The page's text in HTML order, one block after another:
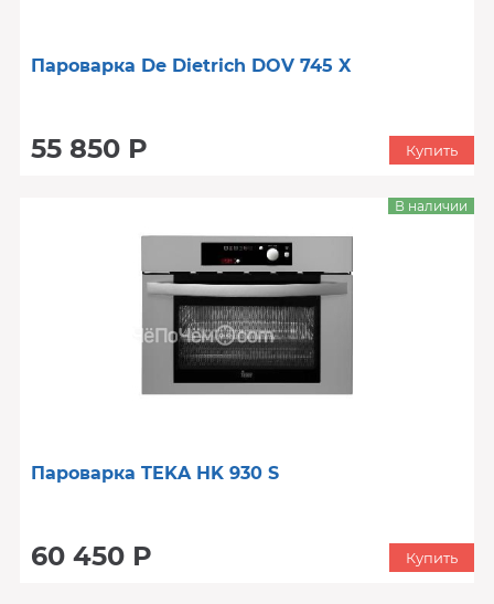
Пароварка De Dietrich DOV 745 X
55 850 Р Купить
Пароварка TEKA HK 930 S
60 450 Р
В наличии
Купить